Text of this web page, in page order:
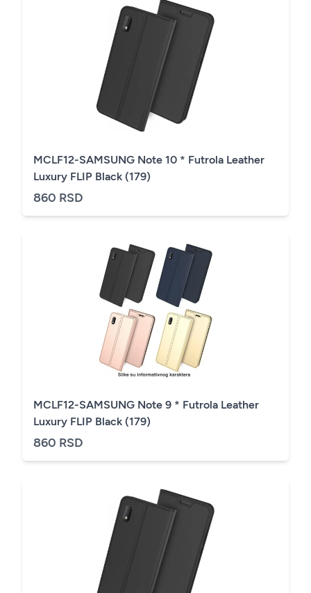
MCLF12-SAMSUNG Note 10 * Futrola Leather
Luxury FLIP Black (179)
860 RSD
MCLF12-SAMSUNG Note 9 * Futrola Leather
Luxury FLIP Black (179)
860 RSD